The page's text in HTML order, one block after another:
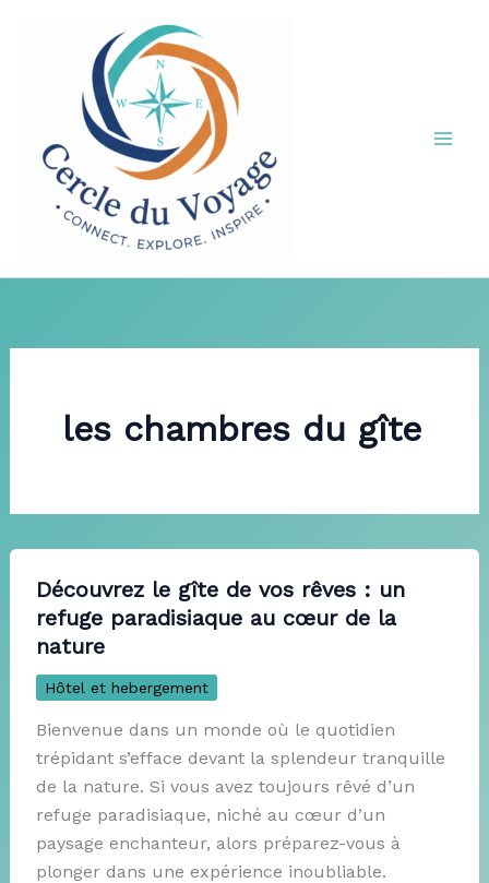
les chambres du gîte
Découvrez le gîte de vos rêves : un
refuge paradisiaque au cœur de la
nature
Hôtel et hebergement
Bienvenue dans un monde où le quotidien
trépidant s’efface devant la splendeur tranquille
de la nature. Si vous avez toujours rêvé d’un
refuge paradisiaque, niché au cœur d’un
paysage enchanteur, alors préparez-vous à
plonger dans une expérience inoubliable.